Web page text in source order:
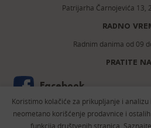
Patrijarha Čarnojevića 13,
RADNO
Radnim danima od 09
PRATITE
Facebook
Instagram
Koristimo kolačiće za prikupljanje i
neometano korišćenje prodavnice i
funkcija društvenih stranica.